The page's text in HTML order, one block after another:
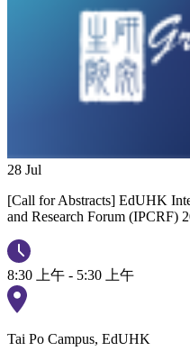
28 Jul
[Call for Abstracts] EdUHK
and Research Forum (IPCRF)
8:30 上午 - 5:30 上午
Tai Po Campus, EdUHK